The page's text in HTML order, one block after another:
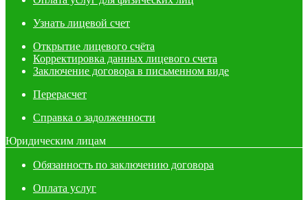
Узнать лицевой счет
Открытие лицевого счёта
Корректировка данных лицевого счета
Заключение договора в письменном виде
Перерасчет
Справка о задолженности
Юридическим лицам
Обязанность по заключению договора
Оплата услуг